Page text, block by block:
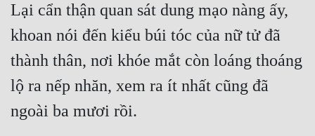
Phương Tây
Phản Phái
Quan Trường
Quân Sự
Lại cẩn thận quan sát dung mạo nàng ấy,
khoan nói đến kiểu búi tóc của nữ tử đã
thành thân, nơi khóe mắt còn loáng thoáng
lộ ra nếp nhăn, xem ra ít nhất cũng đã